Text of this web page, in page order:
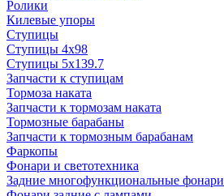
Ролики
Килевые упоры
Ступицы
Ступицы 4x98
Ступицы 5x139.7
Запчасти к ступицам
Тормоза наката
Запчасти к тормозам наката
Тормозные барабаны
Запчасти к тормозным барабанам
Фаркопы
Фонари и светотехника
Задние многофункциональные фонари